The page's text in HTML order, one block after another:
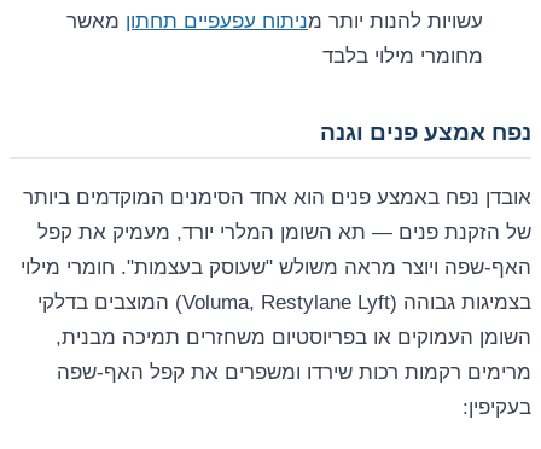
עשויות להנות יותר מניתוח עפעפיים תחתון מאשר
מחומרי מילוי בלבד
נפח אמצע פנים וגנה
אובדן נפח באמצע פנים הוא אחד הסימנים המוקדמים ביותר
של הזקנת פנים — תא השומן המלרי יורד, מעמיק את קפל
האף-שפה ויוצר מראה משולש "שעוסק בעצמות". חומרי מילוי
בצמיגות גבוהה (Voluma, Restylane Lyft) המוצבים בדלקי
השומן העמוקים או בפריוסטיום משחזרים תמיכה מבנית,
מרימים רקמות רכות שירדו ומשפרים את קפל האף-שפה
בעקיפין: